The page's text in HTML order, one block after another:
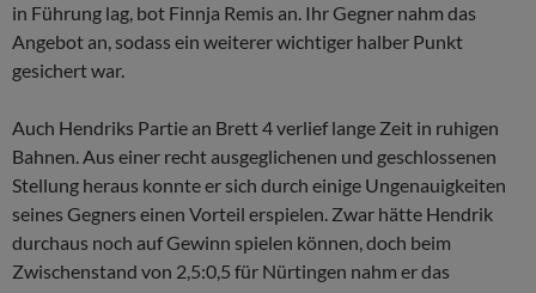
in Führung lag, bot Finnja Remis an. Ihr Gegner nahm das
Angebot an, sodass ein weiterer wichtiger halber Punkt
gesichert war.
Auch Hendriks Partie an Brett 4 verlief lange Zeit in ruhigen
Bahnen. Aus einer recht ausgeglichenen und geschlossenen
Stellung heraus konnte er sich durch einige Ungenauigkeiten
seines Gegners einen Vorteil erspielen. Zwar hätte Hendrik
durchaus noch auf Gewinn spielen können, doch beim
Zwischenstand von 2,5:0,5 für Nürtingen nahm er das